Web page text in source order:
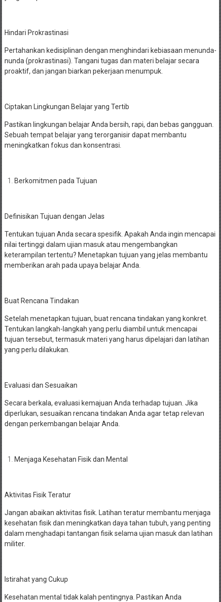
Hindari Prokrastinasi
Pertahankan kedisiplinan dengan menghindari kebiasaan menunda-
nunda (prokrastinasi). Tangani tugas dan materi belajar secara
proaktif, dan jangan biarkan pekerjaan menumpuk.
Ciptakan Lingkungan Belajar yang Tertib
Pastikan lingkungan belajar Anda bersih, rapi, dan bebas gangguan.
Sebuah tempat belajar yang terorganisir dapat membantu
meningkatkan fokus dan konsentrasi.
Berkomitmen pada Tujuan
Definisikan Tujuan dengan Jelas
Tentukan tujuan Anda secara spesifik. Apakah Anda ingin mencapai
nilai tertinggi dalam ujian masuk atau mengembangkan
keterampilan tertentu? Menetapkan tujuan yang jelas membantu
memberikan arah pada upaya belajar Anda.
Buat Rencana Tindakan
Setelah menetapkan tujuan, buat rencana tindakan yang konkret.
Tentukan langkah-langkah yang perlu diambil untuk mencapai
tujuan tersebut, termasuk materi yang harus dipelajari dan latihan
yang perlu dilakukan.
Evaluasi dan Sesuaikan
Secara berkala, evaluasi kemajuan Anda terhadap tujuan. Jika
diperlukan, sesuaikan rencana tindakan Anda agar tetap relevan
dengan perkembangan belajar Anda.
Menjaga Kesehatan Fisik dan Mental
Aktivitas Fisik Teratur
Jangan abaikan aktivitas fisik. Latihan teratur membantu menjaga
kesehatan fisik dan meningkatkan daya tahan tubuh, yang penting
dalam menghadapi tantangan fisik selama ujian masuk dan latihan
militer.
Istirahat yang Cukup
Kesehatan mental tidak kalah pentingnya. Pastikan Anda